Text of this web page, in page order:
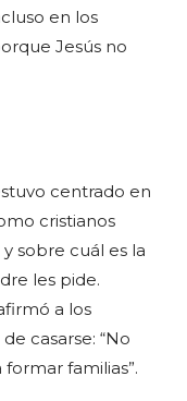
en los
Jesús no
centrado en
cristianos
sobre cuál es la
les pide.
a los
casarse: “No
familias”.